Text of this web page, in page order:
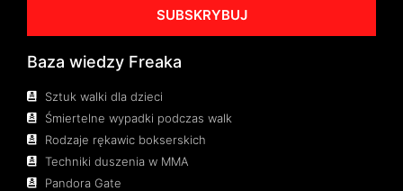
SUBSKRYBUJ
Baza wiedzy Freaka
Sztuk walki dla dzieci
Śmiertelne wypadki podczas walk
Rodzaje rękawic bokserskich
Techniki duszenia w MMA
Pandora Gate